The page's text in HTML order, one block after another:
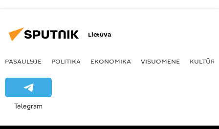
Lietuva
PASAULYJE POLITIKA EKONOMIKA VISUOMENĖ KULTŪRA
Telegram